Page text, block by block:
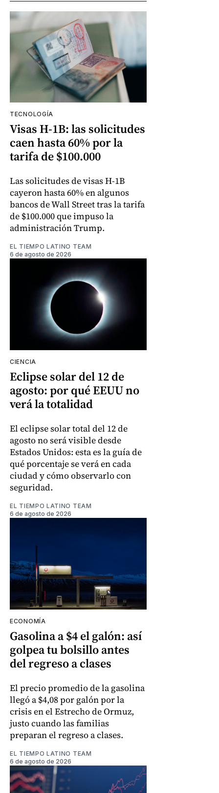
TECNOLOGÍA
Visas H-1B: las solicitudes
caen hasta 60% por la
tarifa de $100.000
Las solicitudes de visas H-1B
cayeron hasta 60% en algunos
bancos de Wall Street tras la tarifa
de $100.000 que impuso la
administración Trump.
EL TIEMPO LATINO TEAM
6 de agosto de 2026
CIENCIA
Eclipse solar del 12 de
agosto: por qué EEUU no
verá la totalidad
El eclipse solar total del 12 de
agosto no será visible desde
Estados Unidos: esta es la guía de
qué porcentaje se verá en cada
ciudad y cómo observarlo con
seguridad.
EL TIEMPO LATINO TEAM
6 de agosto de 2026
ECONOMÍA
Gasolina a $4 el galón: así
golpea tu bolsillo antes
del regreso a clases
El precio promedio de la gasolina
llegó a $4,08 por galón por la
crisis en el Estrecho de Ormuz,
justo cuando las familias
preparan el regreso a clases.
EL TIEMPO LATINO TEAM
6 de agosto de 2026